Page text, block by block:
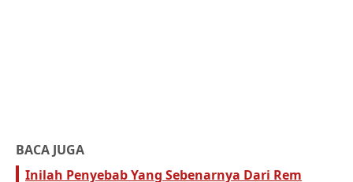
BACA JUGA
Inilah Penyebab Yang Sebenarnya Dari Rem